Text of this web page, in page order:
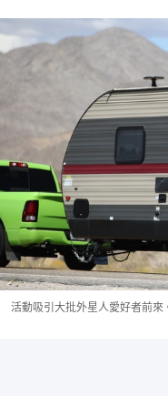
活動吸引大批外星人愛好者前來